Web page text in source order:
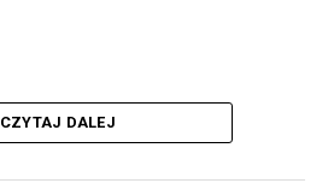
CZYTAJ DALEJ